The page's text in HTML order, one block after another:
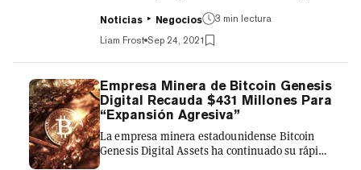
préstamos de criptomoneda Celsius Network,
prohibiendo a la firma "solicitar o vender" sus
cuentas con intereses devengados (EIA) en el
estado. Celsius Network ofrece a sus clientes
depositar sus criptomonedas —que luego
pueden prestar a instituciones— para obtener
rendimientos de hasta el 17%. "Reciba nuevas
monedas cada semana y pida prestado dinero
al 1%. Comp...
Noticias Negocios
3 min lectura
Liam Frost Sep 24, 2021
Empresa Minera de Bitcoin Genesis
Digital Recauda $431 Millones Para
“Expansión Agresiva”
La empresa minera estadounidense Bitcoin
Genesis Digital Assets ha continuado su rápida